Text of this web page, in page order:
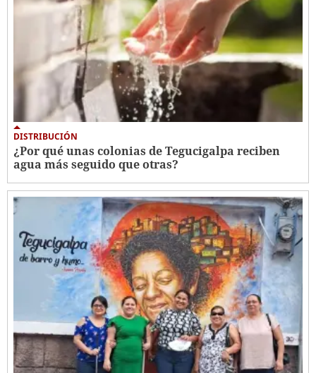
DISTRIBUCIÓN
¿Por qué unas colonias de Tegucigalpa reciben
agua más seguido que otras?